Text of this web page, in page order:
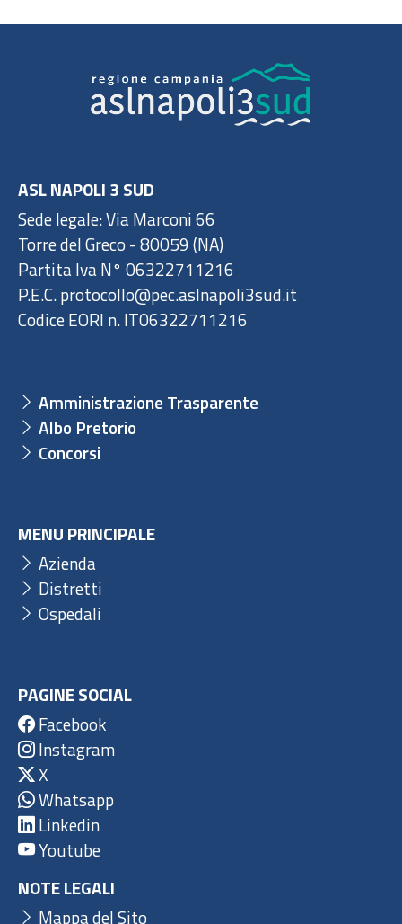
ASL NAPOLI 3 SUD
Sede legale: Via Marconi 66
Torre del Greco - 80059 (NA)
Partita Iva N° 06322711216
P.E.C. protocollo@pec.aslnapoli3sud.it
Codice EORI n. IT06322711216
Amministrazione Trasparente
Albo Pretorio
Concorsi
MENU PRINCIPALE
Azienda
Distretti
Ospedali
PAGINE SOCIAL
Facebook
Instagram
X
Whatsapp
Linkedin
Youtube
NOTE LEGALI
Mappa del Sito